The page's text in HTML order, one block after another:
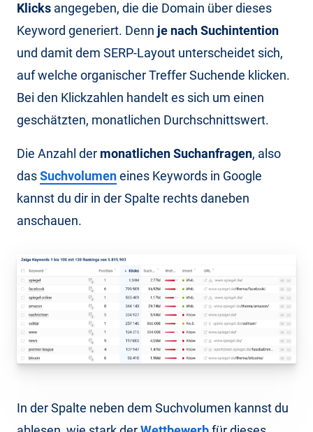
Klicks angegeben, die die Domain über dieses
Keyword generiert. Denn je nach Suchintention
und damit dem SERP-Layout unterscheidet sich,
auf welche organischer Treffer Suchende klicken.
Bei den Klickzahlen handelt es sich um einen
geschätzten, monatlichen Durchschnittswert.
Die Anzahl der monatlichen Suchanfragen, also
dasSuchvolumeneines Keywords in Google
kannst du dir in der Spalte rechts daneben
anschauen.
In der Spalte neben dem Suchvolumen kannst du